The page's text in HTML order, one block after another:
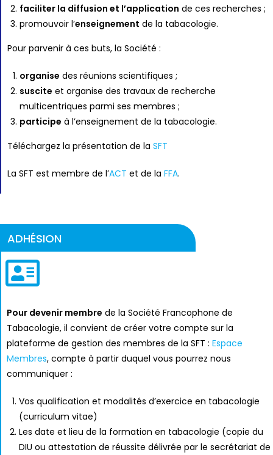
faciliter la diffusion et l’application de ces recherches ;
promouvoir l’enseignement de la tabacologie.
Pour parvenir à ces buts, la Société :
organise des réunions scientifiques ;
suscite et organise des travaux de recherche
multicentriques parmi ses membres ;
participe à l’enseignement de la tabacologie.
Téléchargez la présentation de la SFT
La SFT est membre de l’ACT et de la FFA.
ADHÉSION​
Pour devenir membre de la Société Francophone de
Tabacologie, il convient de créer votre compte sur la
plateforme de gestion des membres de la SFT : Espace
Membres, compte à partir duquel vous pourrez nous
communiquer :
Vos qualification et modalités d’exercice en tabacologie
(curriculum vitae)
Les date et lieu de la formation en tabacologie (copie du
DIU ou attestation de réussite délivrée par le secrétariat de